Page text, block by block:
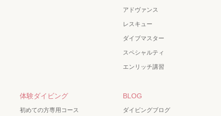
アドヴァンス
レスキュー
ダイブマスター
スペシャルティ
エンリッチ講習
体験ダイビング
初めての方専用コース
BLOG
ダイビングブログ